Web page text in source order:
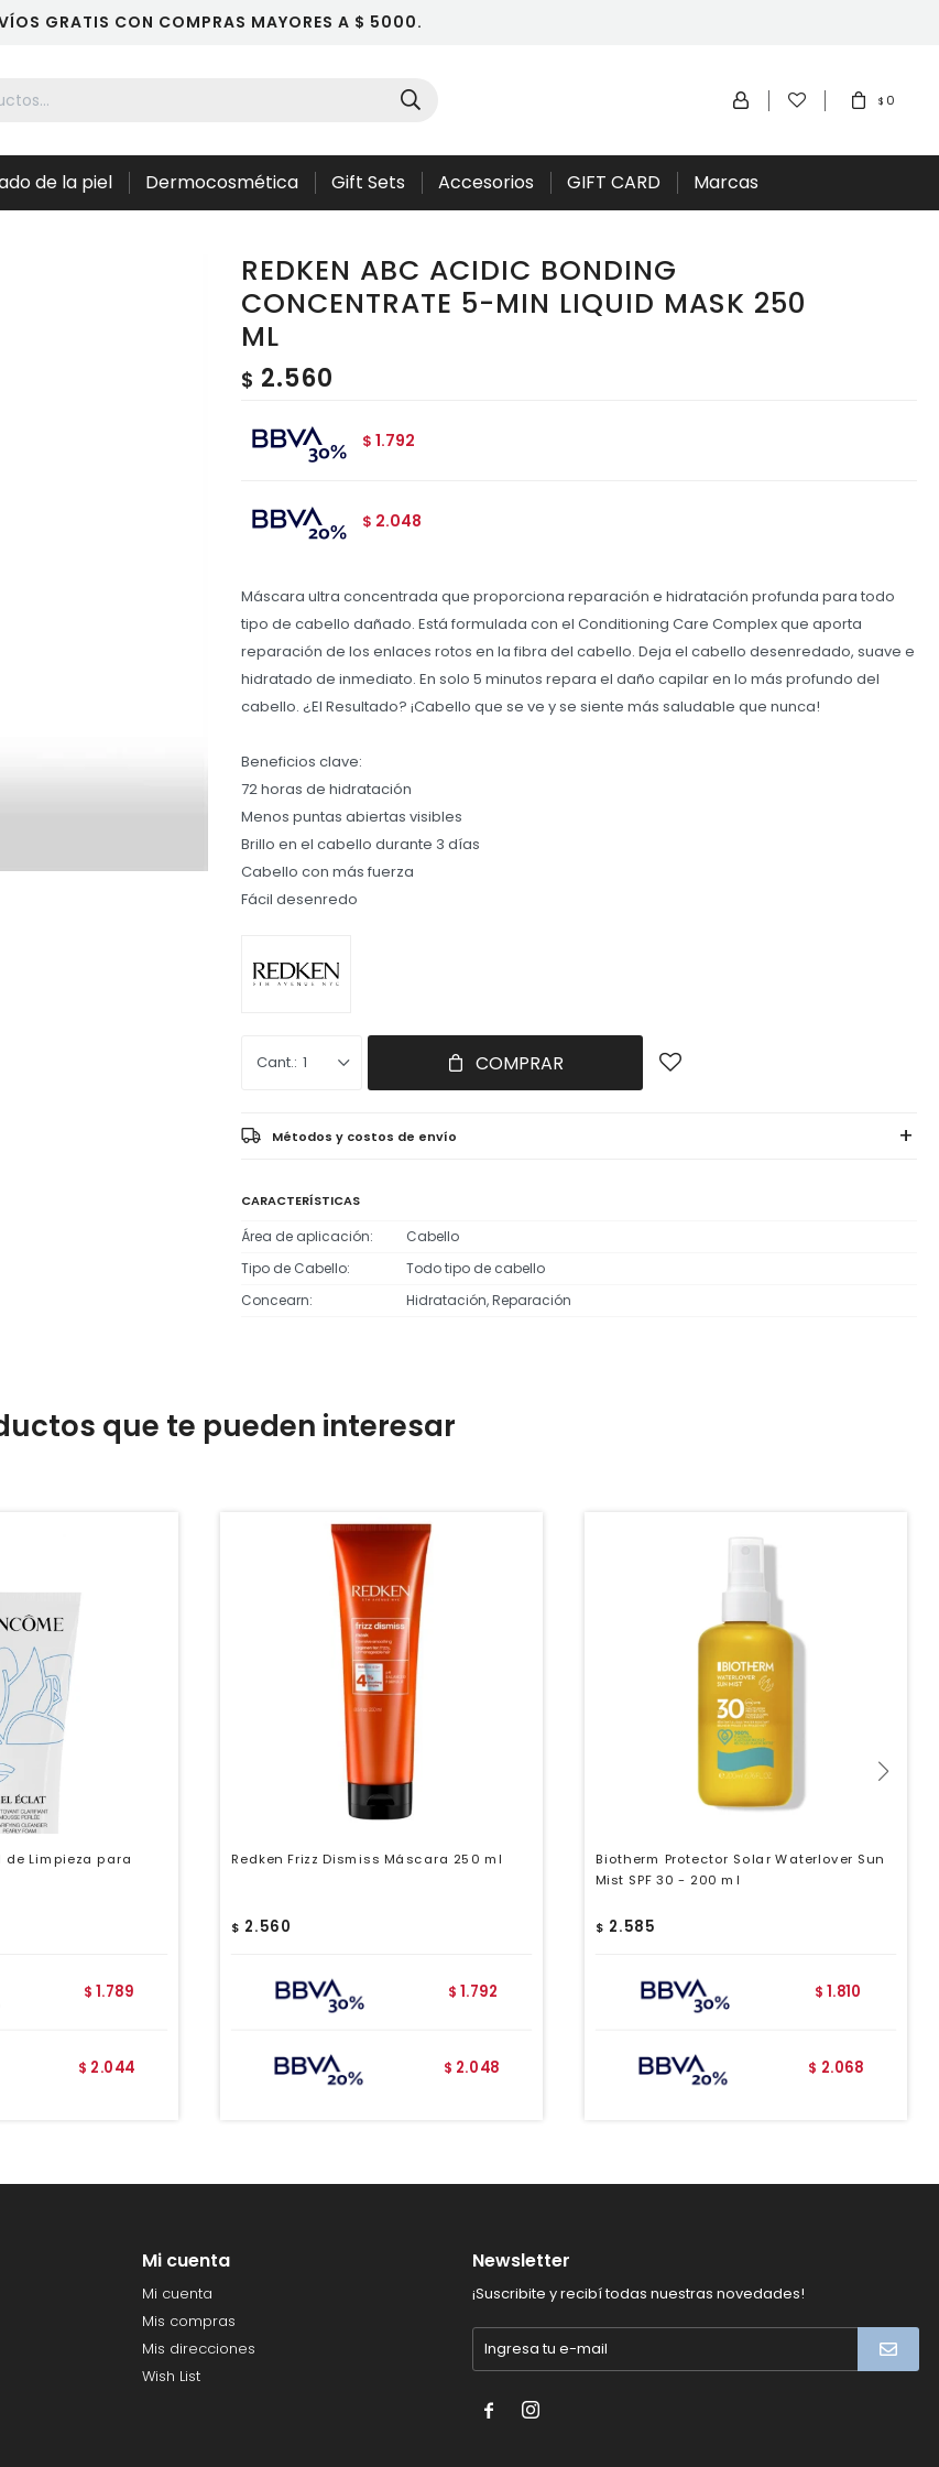
GRATIS CON COMPRAS MAYORES A $ 5000.
de la piel Dermocosmética Gift Sets Accesorios GIFT CARD Marcas
$ 0
REDKEN ABC ACIDIC BONDING
CONCENTRATE 5-MIN LIQUID MASK 250
ML
$ 2.560
$ 1.792
$ 2.048
Máscara ultra concentrada que proporciona reparación e hidratación profunda para todo
tipo de cabello dañado. Está formulada con el Conditioning Care Complex que aporta
reparación de los enlaces rotos en la fibra del cabello. Deja el cabello desenredado, suave e
hidratado de inmediato. En solo 5 minutos repara el daño capilar en lo más profundo del
cabello. ¿El Resultado? ¡Cabello que se ve y se siente más saludable que nunca!
Beneficios clave:
72 horas de hidratación
Menos puntas abiertas visibles
Brillo en el cabello durante 3 días
Cabello con más fuerza
Fácil desenredo
1 COMPRAR
Métodos y costos de envío
CARACTERÍSTICAS
Área de aplicación
Cabello
Tipo de Cabello
Todo tipo de cabello
Concearn
Hidratación, Reparación
que te pueden interesar
de Limpieza para
$ 1.789
$ 2.044
Redken Frizz Dismiss Máscara 250 ml
$ 2.560
$ 1.792
$ 2.048
Biotherm Protector Solar Waterlover Sun
Mist SPF 30 - 200 ml
$ 2.585
$ 1.810
$ 2.068
Mi cuenta
Mi cuenta
Mis compras
Mis direcciones
Wish List
Newsletter
¡Suscribite y recibí todas nuestras novedades!
 